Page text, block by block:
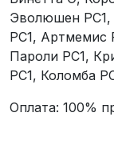
Эволюшен РС1,
РС1, Артмемис
Пароли РС1,
РС1, Коломба
Оплата: 100%